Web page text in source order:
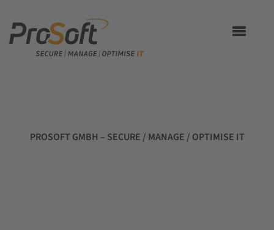
Toggle
PROSOFT GMBH – SECURE / MANAGE / OPTIMISE IT